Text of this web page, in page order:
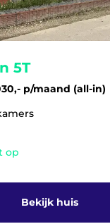
5T
p/maand (all-in)
op
Bekijk huis